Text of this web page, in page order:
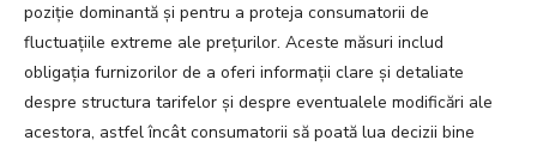
poziție dominantă și pentru a proteja consumatorii de
fluctuațiile extreme ale prețurilor. Aceste măsuri includ
obligația furnizorilor de a oferi informații clare și detaliate
despre structura tarifelor și despre eventualele modificări ale
acestora, astfel încât consumatorii să poată lua decizii bine